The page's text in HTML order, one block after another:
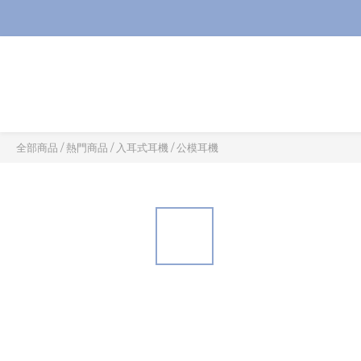
全部商品 /熱門商品 / 入耳式耳機 /公模耳機